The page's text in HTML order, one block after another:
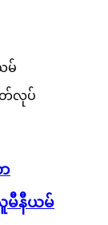
မီနီယမ်